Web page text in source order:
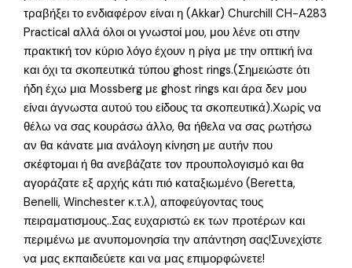
τραβήξει το ενδιαφέρον είναι η (Akkar) Churchill CH-A283
Practical αλλά όλοι οι γνωστοί μου, μου λένε οτι στην
πρακτική τον κύριο λόγο έχουν η ρίγα με την οπτική ίνα
και όχι τα σκοπευτικά τύπου ghost rings.(Σημειώστε ότι
ήδη έχω μια Μossberg με ghost rings και άρα δεν μου
είναι άγνωστα αυτού του είδους τα σκοπευτικά).Χωρίς να
θέλω να σας κουράσω άλλο, θα ήθελα να σας ρωτήσω
αν θα κάνατε μια ανάλογη κίνηση με αυτήν που
σκέφτομαι ή θα ανεβάζατε τον προυπολογισμό και θα
αγοράζατε εξ αρχής κάτι πιό καταξιωμένο (Beretta,
Benelli, Winchester κ.τ.λ), αποφεύγοντας τους
πειραματισμους..Σας ευχαριστώ εκ των προτέρων και
περιμένω με ανυπομονησία την απάντηση σας!Συνεχίστε
να μας εκπαιδεύετε και να μας επιμορφώνετε!